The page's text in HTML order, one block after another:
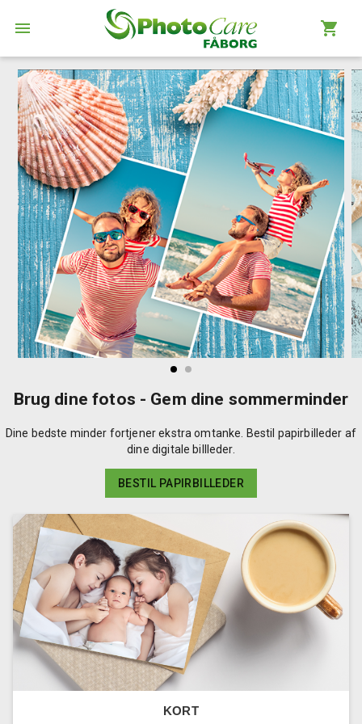
Brug dine fotos - Gem dine sommerminder
Dine bedste minder fortjener ekstra omtanke. Bestil papirbilleder af
dine digitale billleder.
BESTIL PAPIRBILLEDER
KORT